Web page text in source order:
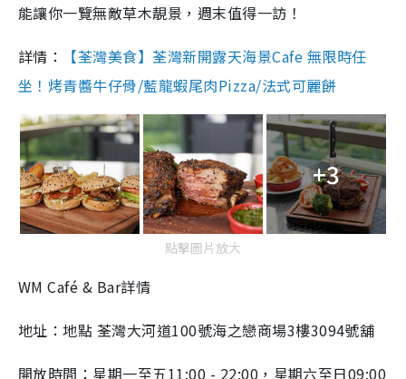
能讓你一覽無敵草木靚景，週末值得一訪！
詳情：
【荃灣美食】荃灣新開露天海景Cafe 無限時任
坐！烤青醬牛仔骨/藍龍蝦尾肉Pizza/法式可麗餅
+3
點擊圖片放大
WM Café & Bar詳情
地址：地點 荃灣大河道100號海之戀商場3樓3094號舖
開放時間：星期一至五11:00 - 22:00，星期六至日09:00